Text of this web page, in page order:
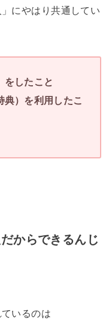
にやはり共通してい
をしたこと
典）を利用したこ
からできるんじ
いるのは